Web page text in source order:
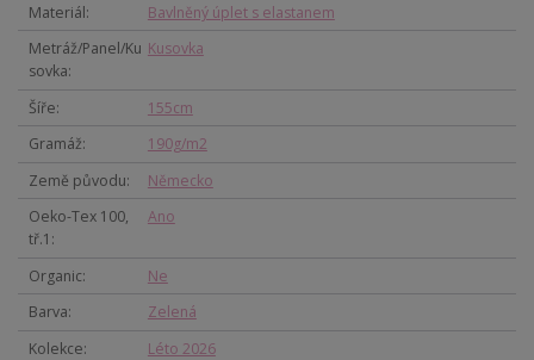
Materiál
Bavlněný úplet s elastanem
Metráž/Panel/Ku
sovka
Kusovka
Šíře
155cm
Gramáž
190g/m2
Země původu
Německo
Oeko-Tex 100,
tř.1
Ano
Organic
Ne
Barva
Zelená
Kolekce
Léto 2026